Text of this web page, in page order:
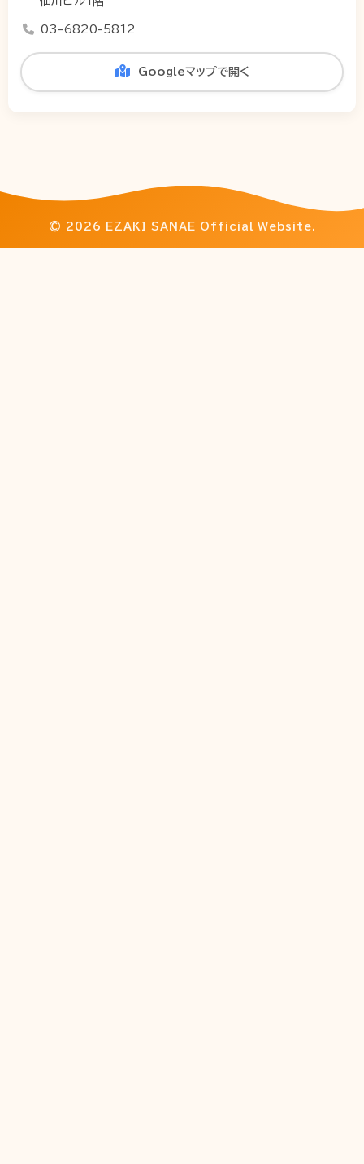
03-6820-5812
Googleマップで開く
© 2026 EZAKI SANAE Official Website.